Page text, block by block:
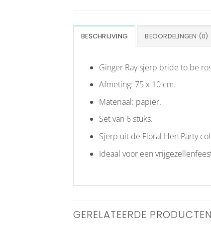
BESCHRIJVING BEOORDELINGEN (0)
Ginger Ray sjerp bride to be
Afmeting: 75 x 10 cm.
Materiaal: papier.
Set van 6 stuks.
Sjerp uit de Floral Hen Party
Ideaal voor een
GERELATEERDE PRODUCTEN